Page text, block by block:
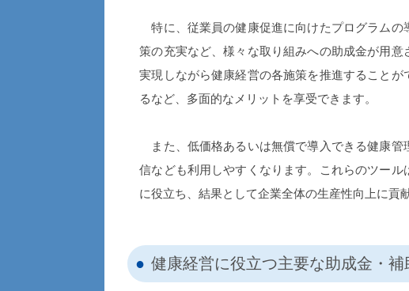
特に、従業員の健康促進に向けたプログラム
策の充実など、様々な取り組みへの助成金が用
実現しながら健康経営の各施策を推進すること
るなど、多面的なメリットを享受できます。
また、低価格あるいは無償で導入できる健康
信なども利用しやすくなります。これらのツー
に役立ち、結果として企業全体の生産性向上に貢
健康経営に役立つ主要な助成金・補